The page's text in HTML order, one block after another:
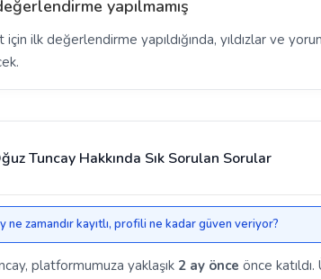
yapılmamış
için ilk değerlendirme yapıldığında, yıldızlar ve
Tuncay Hakkında Sık Sorulan Sorular
ne zamandır kayıtlı, profili ne kadar güven veriyor?
platformumuza yaklaşık 2 ay önce önce